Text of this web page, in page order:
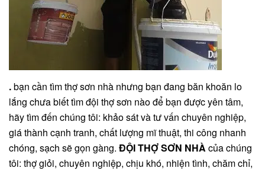
.bạn cần tìm thợ sơn nhà nhưng bạn đang băn khoăn lo
lắng chưa biết tìm đội thợ sơn nào để bạn được yên tâm,
hãy tìm đến chúng tôi: khảo sát và tư vấn chuyên nghiệp,
giá thành cạnh tranh, chất lượng mĩ thuật, thi công nhanh
chóng, sạch sẽ gọn gàng. ĐỘI THỢ SƠN NHÀ của chúng
tôi: thợ giỏi, chuyên nghiệp, chịu khó, nhiện tình, chăm chỉ,